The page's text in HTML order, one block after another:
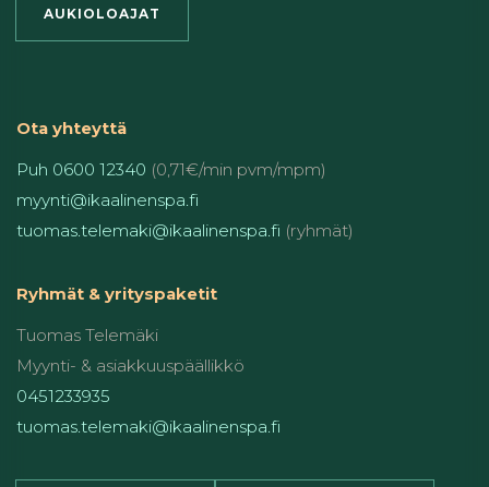
AUKIOLOAJAT
Ota yhteyttä
Puh 0600 12340 (0,71€/min pvm/mpm)
myynti@ikaalinenspa.fi
tuomas.telemaki@ikaalinenspa.fi (ryhmät)
Ryhmät & yrityspaketit
Tuomas Telemäki
Myynti- & asiakkuuspäällikkö
0451233935
tuomas.telemaki@ikaalinenspa.fi